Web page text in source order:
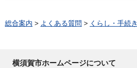
総合案内 > よくある質問 > くらし・手続き
横須賀市ホームページについて